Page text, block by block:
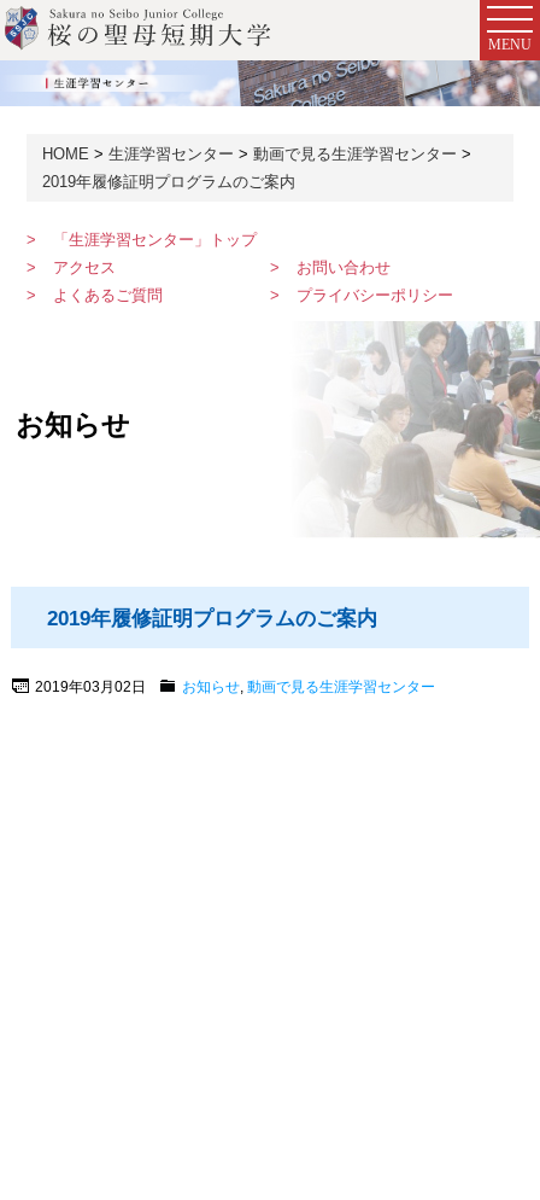
MENU
HOME 生涯学習センター
動画で見る生涯学習センター
2019年履修証明プログラムのご案内
「生涯学習センター」トップ
アクセス
お問い合わせ
よくあるご質問
プライバシーポリシー
お知らせ
2019年履修証明プログラムのご案内
2019年03月02日 お知らせ, 動画で見る生涯学習センター